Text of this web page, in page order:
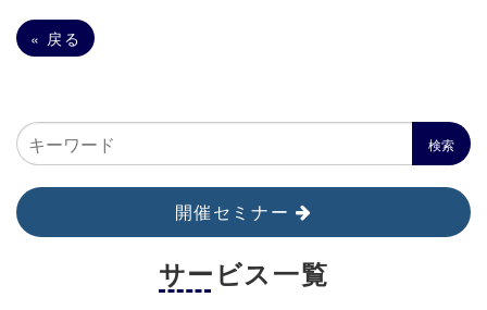
« 戻る
開催セミナー
サービス一覧